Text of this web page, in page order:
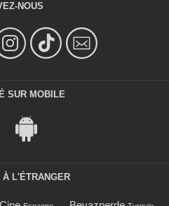
NOUS
SUR MOBILE
L'ÉTRANGER